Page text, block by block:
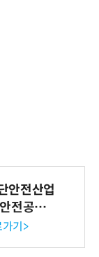
안전산업
전공사
기>